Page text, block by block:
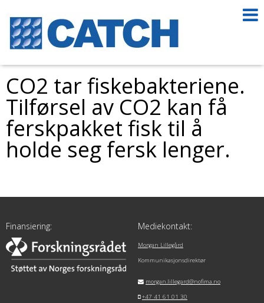
CO2 tar fiskebakteriene.
Tilførsel av CO2 kan få
ferskpakket fisk til å
holde seg fersk lenger.
Finansiering: Mediekontakt:
Morgan Lillegård
Kommunikasjonsdirektør
morgan.lillegard@nofima.no
+47 41 61 01 30